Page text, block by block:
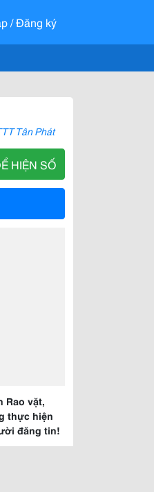
/ Đăng ký
Tân Phát
HIỆN SỐ
Rao vặt,
thực hiện
đăng tin!